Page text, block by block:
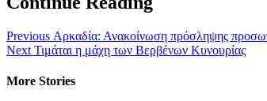
Previous Αρκαδία: Ανακοίνωση πρόσληψης
Next Τιμάται η μάχη των Βερβένων Κυνουρίας
More Stories